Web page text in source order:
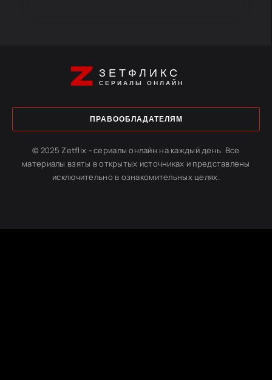
ЗЕТФЛИКС
СЕРИАЛЫ ОНЛАЙН
ПРАВООБЛАДАТЕЛЯМ
© 2025 Zetflix - сериалы онлайн на каждый день. Все
материалы взяты в открытых источниках и представлены
исключительно в ознакомительных целях.